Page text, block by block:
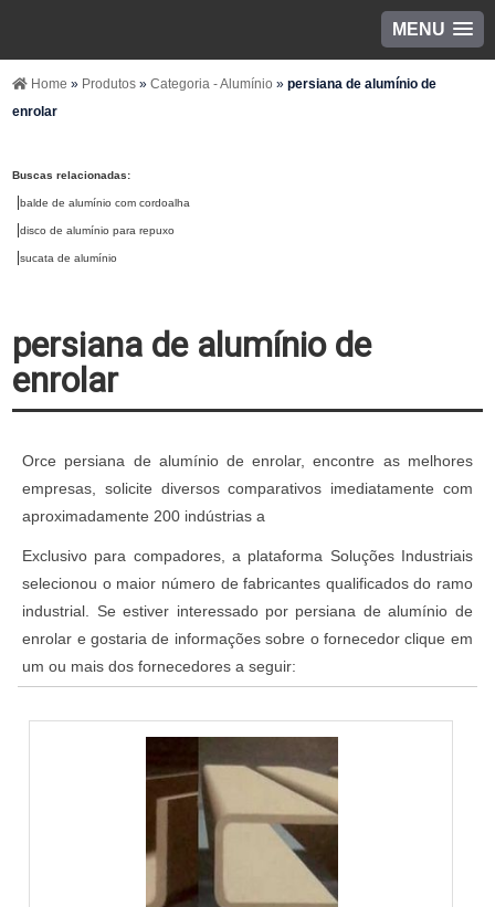
MENU
Home » Produtos»Categoria - Alumínio»persiana de alumínio de
enrolar
Buscas relacionadas:
balde de alumínio com cordoalha
disco de alumínio para repuxo
sucata de alumínio
persiana de alumínio de
enrolar
Orce persiana de alumínio de enrolar, encontre as melhores
empresas, solicite diversos comparativos imediatamente com
aproximadamente 200 indústrias a
Exclusivo para compadores, a plataforma Soluções Industriais
selecionou o maior número de fabricantes qualificados do ramo
industrial. Se estiver interessado por persiana de alumínio de
enrolar e gostaria de informações sobre o fornecedor clique em
um ou mais dos fornecedores a seguir: